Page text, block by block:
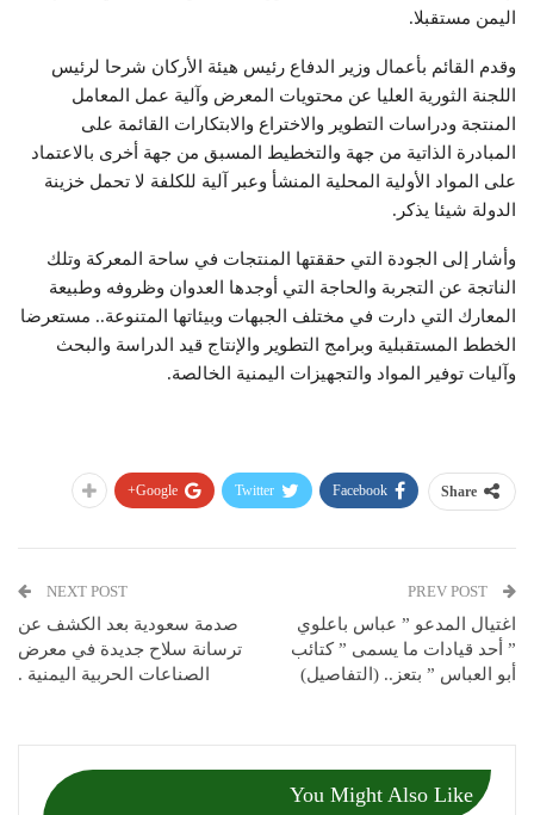
اليمن مستقبلا.
وقدم القائم بأعمال وزير الدفاع رئيس هيئة الأركان شرحا لرئيس
اللجنة الثورية العليا عن محتويات المعرض وآلية عمل المعامل
المنتجة ودراسات التطوير والاختراع والابتكارات القائمة على
المبادرة الذاتية من جهة والتخطيط المسبق من جهة أخرى بالاعتماد
على المواد الأولية المحلية المنشأ وعبر آلية للكلفة لا تحمل خزينة
الدولة شيئا يذكر.
وأشار إلى الجودة التي حققتها المنتجات في ساحة المعركة وتلك
الناتجة عن التجربة والحاجة التي أوجدها العدوان وظروفه وطبيعة
المعارك التي دارت في مختلف الجبهات وبيئاتها المتنوعة.. مستعرضا
الخطط المستقبلية وبرامج التطوير والإنتاج قيد الدراسة والبحث
وآليات توفير المواد والتجهيزات اليمنية الخالصة.
Share
Facebook
Twitter
Google+
اغتيال المدعو ” عباس باعلوي
” أحد قيادات ما يسمى ” كتائب
أبو العباس ” بتعز.. (التفاصيل)
NEXT POST
صدمة سعودية بعد الكشف عن
ترسانة سلاح جديدة في معرض
الصناعات الحربية اليمنية .
You Might Also Like